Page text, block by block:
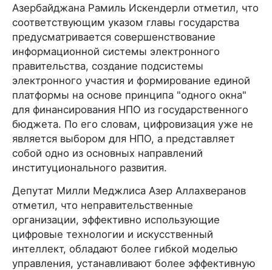
Азербайджана Рамиль Искендерли отметил, что
соответствующим указом главы государства
предусматривается совершенствование
информационной системы электронного
правительства, создание подсистемы
электронного участия и формирование единой
платформы на основе принципа "одного окна"
для финансирования НПО из государственного
бюджета. По его словам, цифровизация уже не
является выбором для НПО, а представляет
собой одно из основных направлений
институционального развития.
Депутат Милли Меджлиса Азер Аллахверанов
отметил, что неправительственные
организации, эффективно использующие
цифровые технологии и искусственный
интеллект, обладают более гибкой моделью
управления, устанавливают более эффективную